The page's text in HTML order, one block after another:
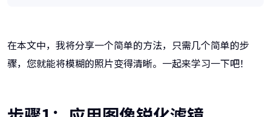
在本文中，我将分享一个简单的方法，只需几个简单的步
骤，您就能将模糊的照片变得清晰。一起来学习一下吧！